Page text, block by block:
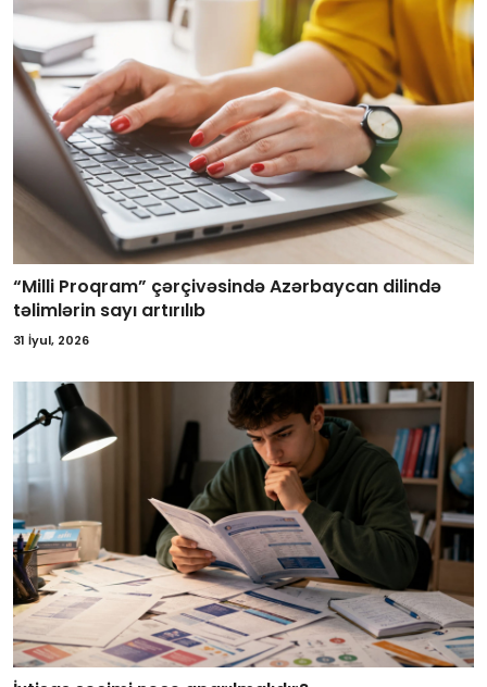
“Milli Proqram” çərçivəsində Azərbaycan dilində
təlimlərin sayı artırılıb
31 İyul, 2026